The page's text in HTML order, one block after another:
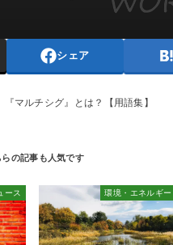
シェア
マルチシグ』とは？【用語集】
ース 環境・エネルギー